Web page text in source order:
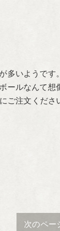
多いようです
ールなんて想
ご注文くださ
次のペー